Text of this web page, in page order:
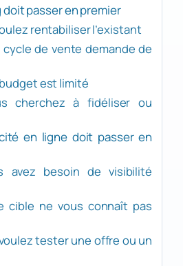
doit passer en premier
rentabiliser l’existant
de vente demande de
est limité
cherchez à fidéliser ou
en ligne doit passer en
avez besoin de visibilité
cible ne vous connaît pas
tester une offre ou un